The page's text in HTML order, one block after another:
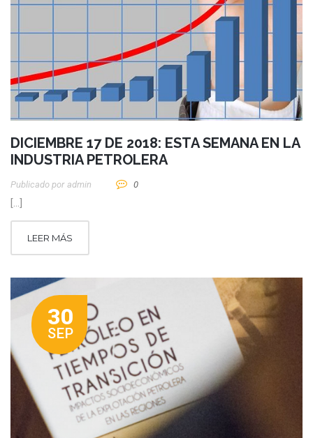
DICIEMBRE 17 DE 2018: ESTA SEMANA EN LA
INDUSTRIA PETROLERA
Publicado por Admin 0
[…]
LEER MÁS
30
SEP